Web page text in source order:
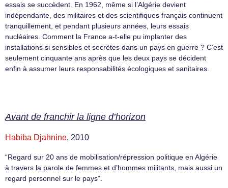
essais se succèdent. En 1962, même si l’Algérie devient
indépendante, des militaires et des scientifiques français continuent
tranquillement, et pendant plusieurs années, leurs essais
nucléaires. Comment la France a-t-elle pu implanter des
installations si sensibles et secrètes dans un pays en guerre ? C’est
seulement cinquante ans après que les deux pays se décident
enfin à assumer leurs responsabilités écologiques et sanitaires.
Avant de franchir la ligne d’horizon
Habiba Djahnine, 2010
“Regard sur 20 ans de mobilisation/répression politique en Algérie
à travers la parole de femmes et d’hommes militants, mais aussi un
regard personnel sur le pays”.